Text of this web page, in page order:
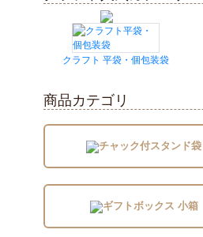
クラフト 平袋・個包装袋
商品カテゴリ
チャック付スタンド袋
ギフトボックス 小箱